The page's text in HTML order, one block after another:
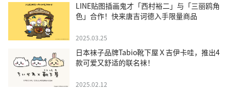
LINE贴图插画鬼才「西村裕二」与「三丽鸥角
色」合作！快来唐吉诃德入手限量商品
2025.03.25
日本袜子品牌Tabio靴下屋Ｘ吉伊卡哇，推出4
款可爱又舒适的联名袜！
2025.02.12